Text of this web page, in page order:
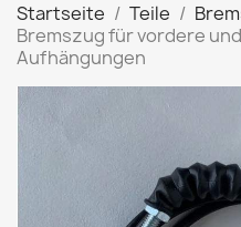
Startseite Teile
Bremszug für vordere
Aufhängungen